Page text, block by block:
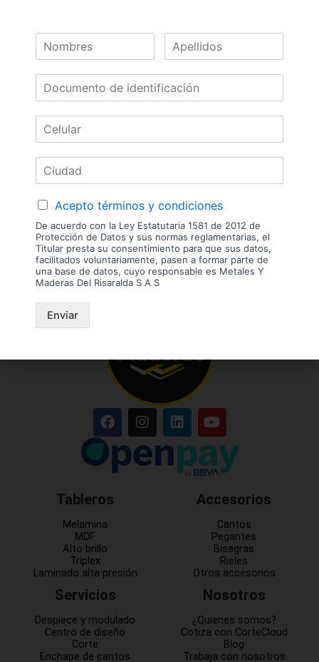
Nuestras
Marcas
Tableros
Melamina
MDF
Alto brillo
Triplex
Laminado alta presión
Servicios
Despiece y modulado
Centro de diseño
Corte
Enchape de cantos
Accesorios
Cantos
Pegantes
Bisagras
Rieles
Otros accesorios
Nosotros
¿Quienes somos?
Cotiza con CorteCloud
Blog
Trabaja con nosotros
Acepto términos y condiciones
De acuerdo con la Ley Estatutaria 1581 de 2012 de
Protección de Datos y sus normas reglamentarias, el
Titular presta su consentimiento para que sus datos,
facilitados voluntariamente, pasen a formar parte de
una base de datos, cuyo responsable es Metales Y
Maderas Del Risaralda S A S
Enviar